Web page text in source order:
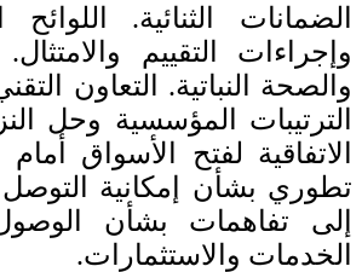
الضمانات الثنائية. اللوائح
وإجراءات التقييم
والصحة النباتية. التعاون
الترتيبات المؤسسية وحل
الاتفاقية لفتح الأسواق
تطوري بشأن إمكانية
إلى تفاهمات بشأن
الخدمات والاستثمارات.